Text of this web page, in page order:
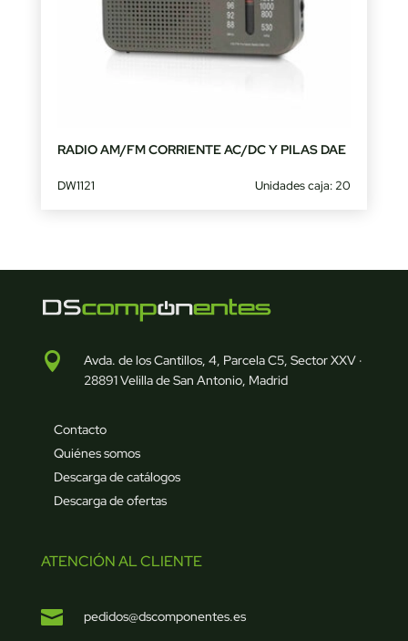
RADIO AM/FM CORRIENTE AC/DC Y PILAS DAE
DW1121 Unidades caja: 20

Avda. de los Cantillos, 4, Parcela C5, Sector XXV ·
28891 Velilla de San Antonio, Madrid
Contacto
Quiénes somos
Descarga de catálogos
Descarga de ofertas
ATENCIÓN AL CLIENTE
 pedidos@dscomponentes.es